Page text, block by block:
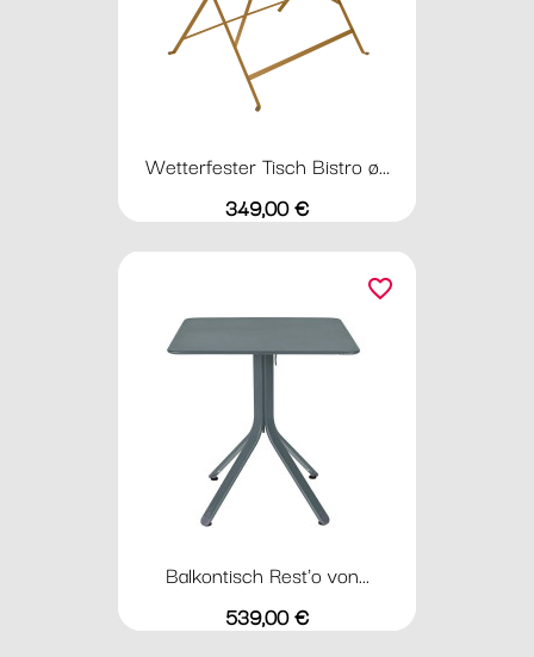
Wetterfester Tisch Bistro ø...
Preis
349,00 €
Balkontisch Rest'o von...
Preis
539,00 €
favorite_border